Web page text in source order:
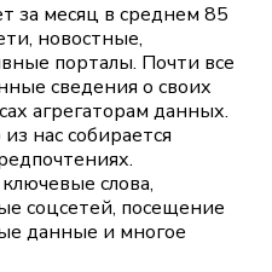
за месяц в среднем 85
новостные,
порталы. Почти все
сведения о своих
агрегаторам данных.
нас собирается
слова,
соцсетей, посещение
данные и многое